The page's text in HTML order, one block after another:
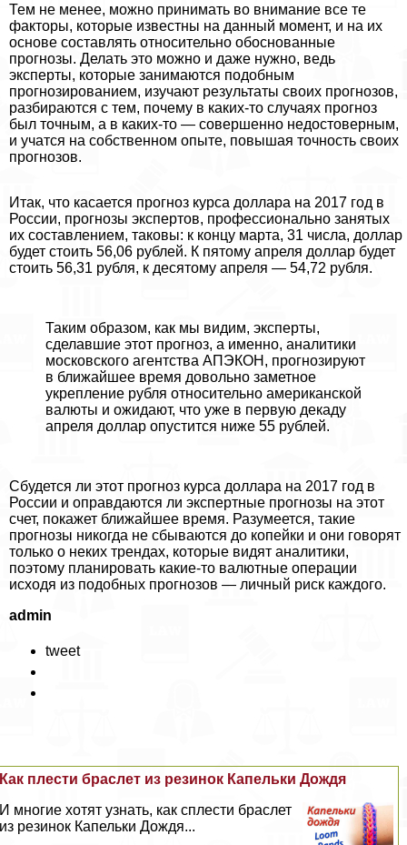
Тем не менее, можно принимать во внимание все те
факторы, которые известны на данный момент, и на их
основе составлять относительно обоснованные
прогнозы. Делать это можно и даже нужно, ведь
эксперты, которые занимаются подобным
прогнозированием, изучают результаты своих прогнозов,
разбираются с тем, почему в каких-то случаях прогноз
был точным, а в каких-то — совершенно недостоверным,
и учатся на собственном опыте, повышая точность своих
прогнозов.
Итак, что касается прогноз курса доллара на 2017 год в
России, прогнозы экспертов, профессионально занятых
их составлением, таковы: к концу марта, 31 числа, доллар
будет стоить 56,06 рублей. К пятому апреля доллар будет
стоить 56,31 рубля, к десятому апреля — 54,72 рубля.
Таким образом, как мы видим, эксперты,
сделавшие этот прогноз, а именно, аналитики
московского агентства АПЭКОН, прогнозируют
в ближайшее время довольно заметное
укрепление рубля относительно американской
валюты и ожидают, что уже в первую декаду
апреля доллар опустится ниже 55 рублей.
Сбудется ли этот прогноз курса доллара на 2017 год в
России и оправдаются ли экспертные прогнозы на этот
счет, покажет ближайшее время. Разумеется, такие
прогнозы никогда не сбываются до копейки и они говорят
только о неких трендах, которые видят аналитики,
поэтому планировать какие-то валютные операции
исходя из подобных прогнозов — личный риск каждого.
admin
tweet
Как плести браслет из резинок Капельки Дождя
И многие хотят узнать, как сплести браслет
из резинок Капельки Дождя...